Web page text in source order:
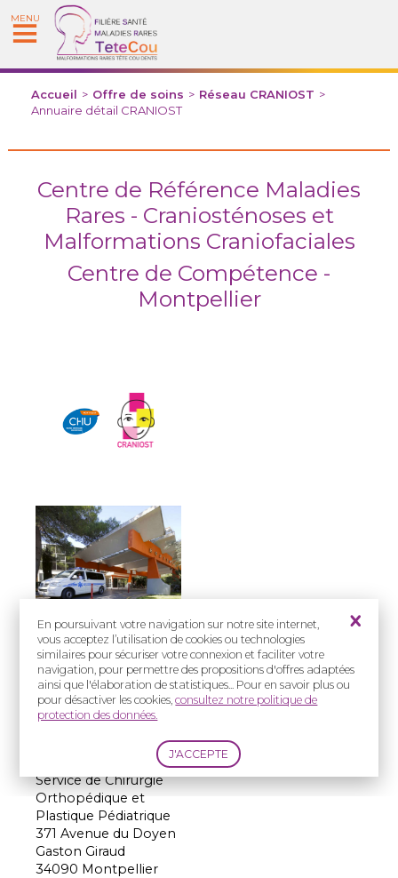
En poursuivant votre navigation sur notre site internet,
vous acceptez l’utilisation de cookies ou technologies
similaires pour sécuriser votre connexion et faciliter votre
navigation, pour permettre des propositions d'offres adaptées
ainsi que l'élaboration de statistiques... Pour en savoir plus ou
pour désactiver les cookies,consultez notre politique de
protection des données.
MENU
Accueil > Offre de soins > Réseau CRANIOST >
Annuaire détail CRANIOST
Centre de Référence Maladies
Rares - Craniosténoses et
Malformations Craniofaciales
Centre de Compétence -
Montpellier
Prise en charge
:
Enfants
Adresse(s) :
CHU de Montpellier –
Hôpital Lapeyronie
Service de Chirurgie
Orthopédique et
Plastique Pédiatrique
371 Avenue du Doyen
Gaston Giraud
34090 Montpellier